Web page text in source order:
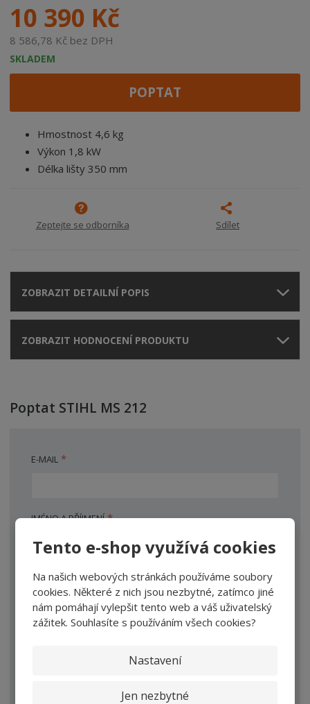
Tento e-shop využívá cookies
Na našich webových stránkách používáme soubory
cookies. Některé z nich jsou nezbytné, zatímco jiné
nám pomáhají vylepšit tento web a váš uživatelský
zážitek. Souhlasíte s používáním všech cookies?
Nastavení
Jen nezbytné
10 390 Kč
8 586,78 Kč bez DPH
SKLADEM
POPTAT
Hmostnost 4,6 kg
Výkon 1,8 kW
Délka lišty 350 mm
Zeptejte se odborníka Sdílet
ZOBRAZIT DETAILNÍ POPIS
ZOBRAZIT HODNOCENÍ PRODUKTU
Poptat STIHL MS 212
E-MAIL *
JMÉNO A PŘÍJMENÍ *
TEXT DOTAZU *